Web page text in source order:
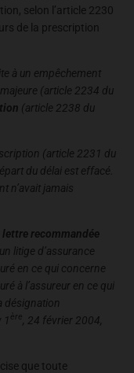
selon l’article 2230
de la prescription
à un empêchement
(article 2234 du
(article 2238 du
(article 2231 du
du délai est effacé.
n’avait jamais
lettre recommandée
litige d’assurance
en ce qui concerne
à l’assureur en ce qui
désignation
1 ère
, 24 février 2004,
que toute